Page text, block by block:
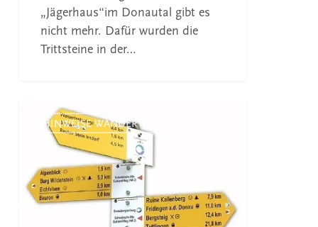
„Jägerhaus“im Donautal gibt es
nicht mehr. Dafür wurden die
Trittsteine in der…
Wanderbeschilderung
HINWEISE WANDERWEGE